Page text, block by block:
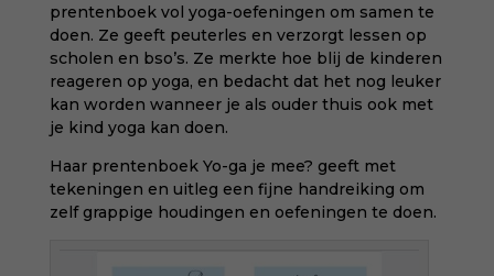
prentenboek vol yoga-oefeningen om samen te
doen. Ze geeft peuterles en verzorgt lessen op
scholen en bso’s. Ze merkte hoe blij de kinderen
reageren op yoga, en bedacht dat het nog leuker
kan worden wanneer je als ouder thuis ook met
je kind yoga kan doen.
Haar prentenboek Yo-ga je mee? geeft met
tekeningen en uitleg een fijne handreiking om
zelf grappige houdingen en oefeningen te doen.